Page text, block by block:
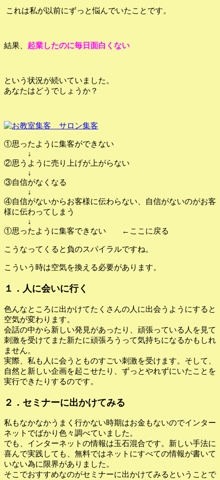
これは私が以前にずっと悩んでいたことです。
結果、 起業したのに毎日面白くない
という状況が続いていました。
あなたはどうでしょうか？
①思ったように集客ができない
↓
②思うように売り上げが上がらない
↓
③自信がなくなる
↓
④自信がないからお客様に伝わらない、自信がないのがお客
様に伝わってしまう
↓
①思ったように集客できない ←ここに戻る
こうなってくると負のスパイラルですね。
こういう時は空気を換える必要があります。
１．人に会いに行く
色んなところに出かけてたくさんの人に出会うようにすると
空気が変わります。
会話の中から新しい発見があったり、頑張っている人を見て
刺激を受けてまた新たに頑張ろうって気持ちになるかもしれ
ません。
実際、私も人に会うとものすごい刺激を受けます。そして、
自然と新しい企画を起こせたり、ずっとやれずにいたことを
実行できたりするのです。
２．セミナーに出かけてみる
私もなかなかうまく行かない時期はお金もないのでインター
ネットでばかり色々調べていました。
でも、インターネットの情報は玉石混合です。新しい手法に
喜んで実践しても、無料ではネットにすべての情報が書いて
いない為に限界がありました。
そこでおすすめなのがセミナーに出かけてみるということで